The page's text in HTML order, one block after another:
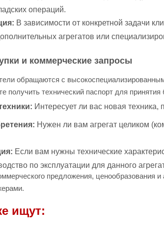
операций.
В зависимости от конкретной задачи
агрегатов или
и коммерческие запросы
обращаются с
получить технический паспорт для
Интересует ли вас новая
Нужен ли вам агрегат целиком
Если вам нужны технические
по эксплуатации для данного
предложения, ценообразования
ищут: